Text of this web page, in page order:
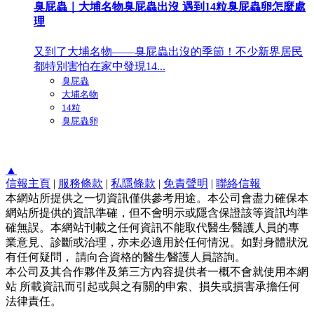
臭屁蟲｜大埔名物臭屁蟲出沒 遇到14粒臭屁蟲卵怎麼處
理
又到了大埔名物——臭屁蟲出沒的季節！不少新界居民
都特別害怕在家中發現14...
臭屁蟲
大埔名物
14粒
臭屁蟲卵
▲
信報主頁 | 服務條款 | 私隱條款 | 免責聲明 | 聯絡信報
本網站所提供之一切資訊僅供參考用途。本公司會盡力確保本
網站所提供的資訊準確，但不會明示或隱含保證該等資訊均準
確無誤。本網站刊載之任何資訊不能取代醫生∕醫護人員的專
業意見、診斷或治理，亦未必適用於任何情況。如對身體狀況
有任何疑問， 請向合資格的醫生∕醫護人員諮詢。
本公司及其合作夥伴及第三方內容提供者一概不會就使用本網
站 所載資訊而引起或與之有關的申索、損失或損害承擔任何
法律責任。